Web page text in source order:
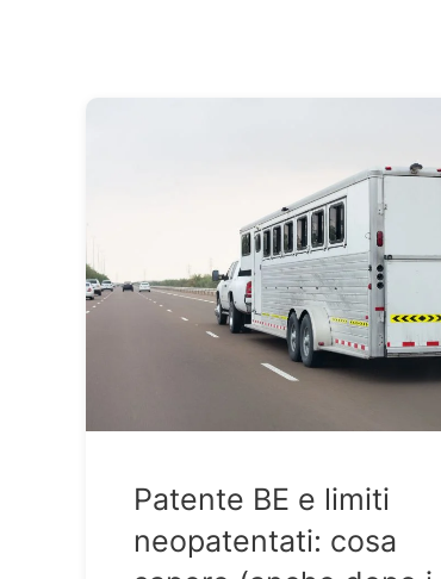
Patente BE e limiti
neopatentati: cosa